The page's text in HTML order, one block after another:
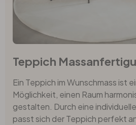
Teppich
Ein Teppich im Wunschmass ist
Möglichkeit, einen Raum
gestalten. Durch eine
passt sich der Teppich perfekt